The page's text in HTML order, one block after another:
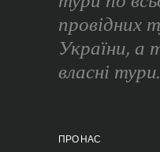
провідних
України, а
власні тури.
ПРО НАС